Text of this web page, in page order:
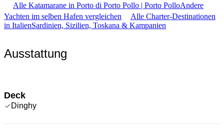
Alle Katamarane in Porto di Porto Pollo | Porto PolloAndere
Yachten im selben Hafen vergleichen
Alle Charter-Destinationen
in ItalienSardinien, Sizilien, Toskana & Kampanien
Ausstattung
Deck
Dinghy